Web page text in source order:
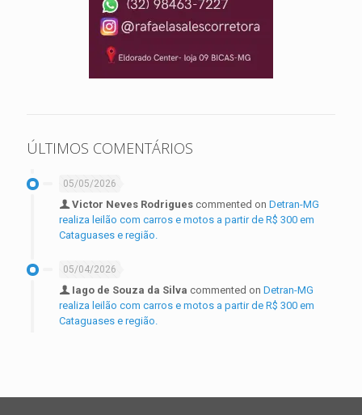
ÚLTIMOS COMENTÁRIOS
05/05/2026
Victor Neves Rodrigues commented on Detran-MG
realiza leilão com carros e motos a partir de R$ 300 em
Cataguases e região.
05/04/2026
Iago de Souza da Silva commented on Detran-MG
realiza leilão com carros e motos a partir de R$ 300 em
Cataguases e região.